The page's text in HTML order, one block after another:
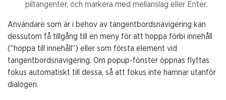
piltangenter, och markera med mellanslag eller Enter.
Användare som är i behov av tangentbordsnavigering kan
dessutom få tillgång till en meny för att hoppa förbi innehåll
(”hoppa till innehåll”) eller som första element vid
tangentbordsnavigering. Om popup-fönster öppnas flyttas
fokus automatiskt till dessa, så att fokus inte hamnar utanför
dialogen.